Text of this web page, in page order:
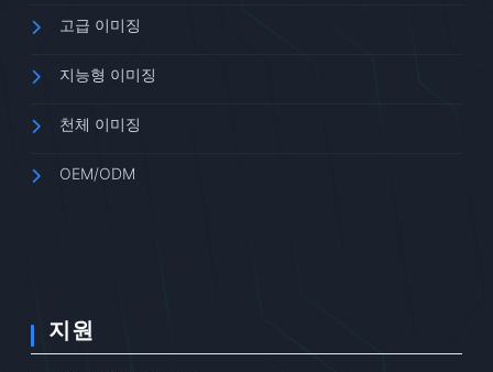
고급 이미징
지능형 이미징
천체 이미징
OEM/ODM
지원